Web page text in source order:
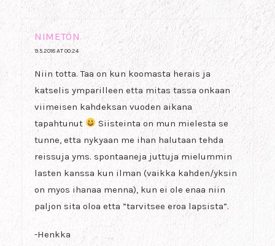
NIMETÖN
9.5.2018 AT 00:24
Niin totta. Taa on kun koomasta herais ja
katselis ymparilleen etta mitas tassa onkaan
viimeisen kahdeksan vuoden aikana
tapahtunut
Siisteinta on mun mielesta se
tunne, etta nykyaan me ihan halutaan tehda
reissuja yms. spontaaneja juttuja mielummin
lasten kanssa kun ilman (vaikka kahden/yksin
on myos ihanaa menna), kun ei ole enaa niin
paljon sita oloa etta ”tarvitsee eroa lapsista”.
-Henkka